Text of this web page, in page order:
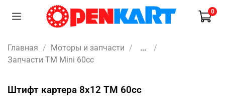
0
Главная Моторы и запчасти
...
Запчасти TM Mini 60cc
Штифт картера 8х12 TM 60cc